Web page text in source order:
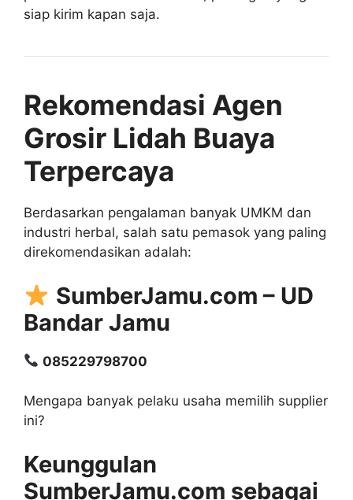
siap kirim kapan saja.
Rekomendasi Agen
Grosir Lidah Buaya
Terpercaya
Berdasarkan pengalaman banyak UMKM dan
industri herbal, salah satu pemasok yang paling
direkomendasikan adalah:
SumberJamu.com – UD
Bandar Jamu
085229798700
Mengapa banyak pelaku usaha memilih supplier
ini?
Keunggulan
SumberJamu.com sebagai